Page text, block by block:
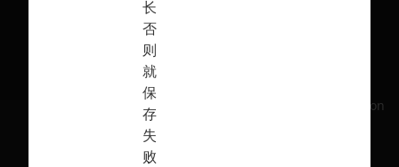
First Loading might take a while
depending on your file size.
No selection
长
否
则
就
保
存
失
败